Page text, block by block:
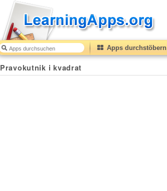
Apps durchstöbern
Pravokutnik i kvadrat